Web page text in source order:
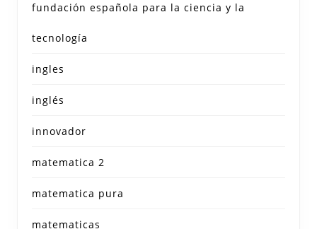
fundación española para la ciencia y la
tecnología
ingles
inglés
innovador
matematica 2
matematica pura
matematicas